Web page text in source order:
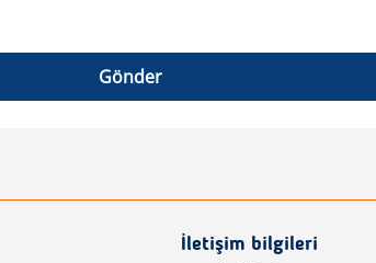
Gönder
İletişim bilgileri